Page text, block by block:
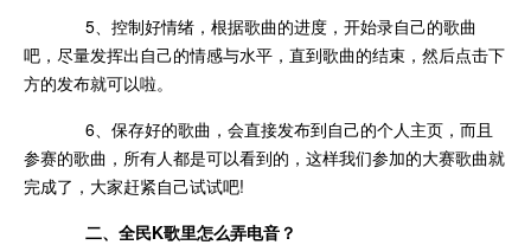
5、控制好情绪，根据歌曲的进度，开始录自己的歌曲
吧，尽量发挥出自己的情感与水平，直到歌曲的结束，然后点击下
方的发布就可以啦。
6、保存好的歌曲，会直接发布到自己的个人主页，而且
参赛的歌曲，所有人都是可以看到的，这样我们参加的大赛歌曲就
完成了，大家赶紧自己试试吧!
二、全民K歌里怎么弄电音？